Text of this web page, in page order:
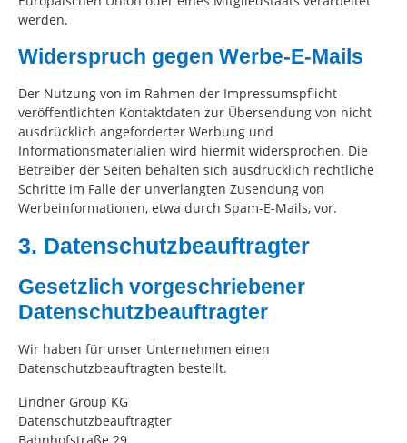
werden.
Widerspruch gegen Werbe-E-Mails
Der Nutzung von im Rahmen der Impressumspflicht
veröffentlichten Kontaktdaten zur Übersendung von nicht
ausdrücklich angeforderter Werbung und
Informationsmaterialien wird hiermit widersprochen. Die
Betreiber der Seiten behalten sich ausdrücklich rechtliche
Schritte im Falle der unverlangten Zusendung von
Werbeinformationen, etwa durch Spam-E-Mails, vor.
3. Datenschutzbeauftragter
Gesetzlich vorgeschriebener
Datenschutzbeauftragter
Wir haben für unser Unternehmen einen
Datenschutzbeauftragten bestellt.
Lindner Group KG
Datenschutzbeauftragter